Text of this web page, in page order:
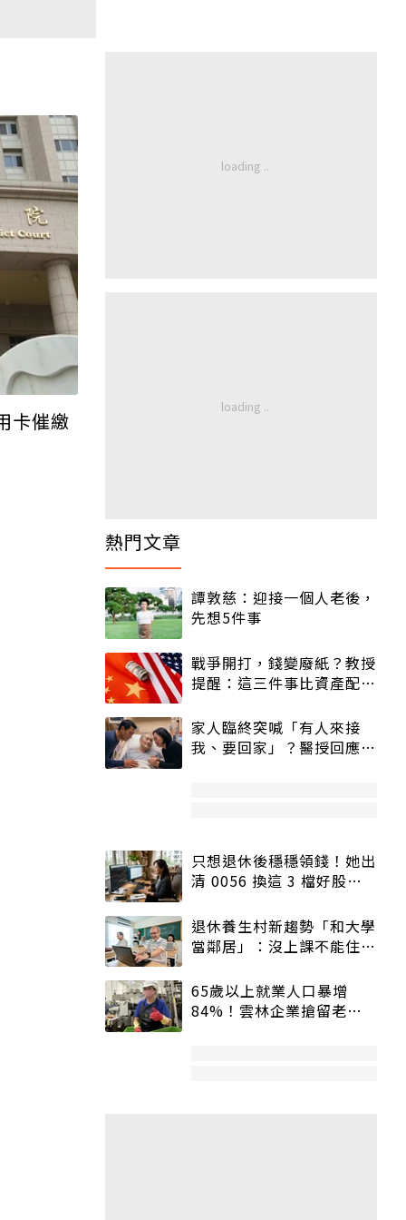
卡催繳
熱門文章
譚敦慈：迎接一個人老後，
先想5件事
戰爭開打，錢變廢紙？教授
提醒：這三件事比資產配置
家人臨終突喊「有人來接
我、要回家」？醫授回應方
只想退休後穩穩領錢！她出
清 0056 換這 3 檔好股：
退休養生村新趨勢「和大學
當鄰居」：沒上課不能住、
65歲以上就業人口暴增
84%！雲林企業搶留老員